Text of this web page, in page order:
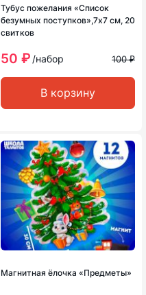
Тубус пожелания «Список
безумных поступков»,7х7 см, 20
свитков
50 ₽ /набор 100 ₽
В корзину
Магнитная ёлочка «Предметы»